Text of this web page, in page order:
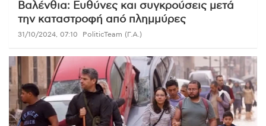
Βαλένθια: Ευθύνες και συγκρούσεις μετά
την καταστροφή από πλημμύρες
31/10/2024, 07:10 PoliticTeam (Γ.Α.)